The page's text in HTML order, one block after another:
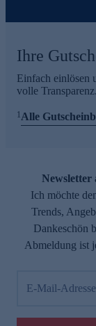
Ihre
Einfach einlösen
volle Transparenz.
1 Alle
Newsletter
Ich möchte
Trends,
Dankeschön
Abmeldung ist
E-Mail-